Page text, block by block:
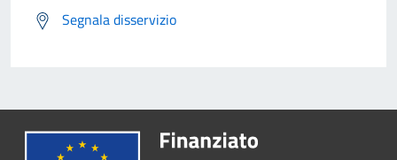
Segnala disservizio